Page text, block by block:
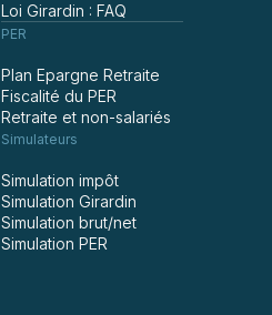
Loi Girardin : FAQ
PER
Plan Epargne Retraite
Fiscalité du PER
Retraite et non-salariés
Simulateurs
Simulation impôt
Simulation Girardin
Simulation brut/net
Simulation PER